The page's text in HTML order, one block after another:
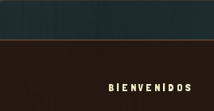
BIENVENIDOS